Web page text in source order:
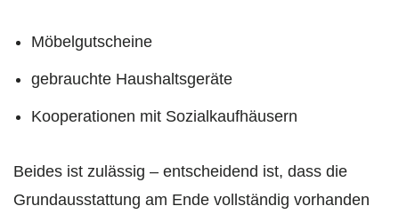
Möbelgutscheine
gebrauchte Haushaltsgeräte
Kooperationen mit Sozialkaufhäusern
Beides ist zulässig – entscheidend ist, dass die
Grundausstattung am Ende vollständig vorhanden